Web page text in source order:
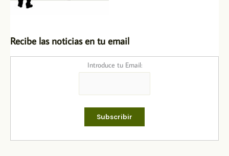
Recibe las noticias en tu email
Introduce tu Email: